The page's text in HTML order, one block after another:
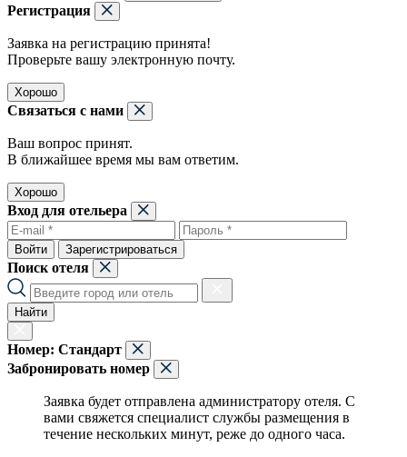
Регистрация
Заявка на регистрацию принята!
Проверьте вашу электронную почту.
Хорошо
Связаться с нами
Ваш вопрос принят.
В ближайшее время мы вам ответим.
Хорошо
Вход для отельера
Войти Зарегистрироваться
Поиск отеля
Найти
Номер: Стандарт
Забронировать номер
Заявка будет отправлена администратору отеля. С
вами свяжется специалист службы размещения в
течение нескольких минут, реже до одного часа.